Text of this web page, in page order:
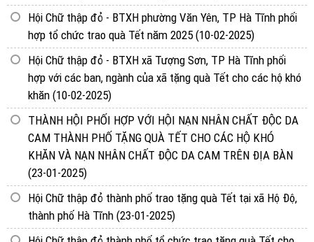
Hội Chữ thập đỏ - BTXH phường Văn Yên, TP Hà Tĩnh phối
hợp tổ chức trao quà Tết năm 2025 (10-02-2025)
Hội Chữ thập đỏ - BTXH xã Tượng Sơn, TP Hà Tĩnh phối
hợp với các ban, ngành của xã tặng quà Tết cho các hộ khó
khăn (10-02-2025)
THÀNH HỘI PHỐI HỢP VỚI HỘI NẠN NHÂN CHẤT ĐỘC DA
CAM THÀNH PHỐ TẶNG QUÀ TẾT CHO CÁC HỘ KHÓ
KHĂN VÀ NẠN NHÂN CHẤT ĐỘC DA CAM TRÊN ĐỊA BÀN
(23-01-2025)
Hội Chữ thập đỏ thành phố trao tặng quà Tết tại xã Hộ Độ,
thành phố Hà Tĩnh (23-01-2025)